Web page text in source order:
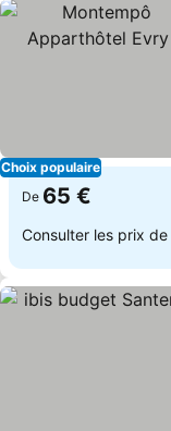
Choix populaire
De 65 €
Consulter les prix de